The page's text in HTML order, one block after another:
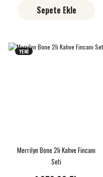
Sepete Ekle
YENİ
Merrilyn Bone 2li Kahve Fincanı
Seti